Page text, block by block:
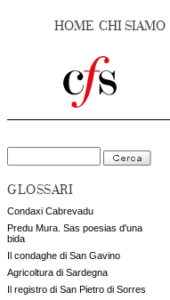
HOME CHI SIAMO
GLOSSARI
Condaxi Cabrevadu
Predu Mura. Sas poesias d'una
bida
Il condaghe di San Gavino
Agricoltura di Sardegna
Il registro di San Pietro di Sorres